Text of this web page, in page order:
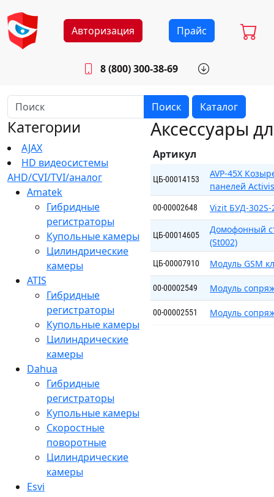
Авторизация Прайс
8 (800) 300-38-69
Будни: 8.30 - 17.00
Поиск Каталог
Категории
AJAX
HD видеосистемы
AHD/CVI/TVI/аналог
Amatek
Гибридные
регистраторы
Купольные камеры
Цилиндрические
камеры
ATIS
Гибридные
регистраторы
Купольные камеры
Цилиндрические
камеры
Dahua
Гибридные
регистраторы
Купольные камеры
Скоростные
поворотные
Цилиндрические
камеры
Esvi
Аксессуары
Артикул
ЦБ-00014153
AVP-45X
панелей
00-00002648 Vizit БУД-
ЦБ-00014605
Домофонный
(St002)
ЦБ-00007910 Модуль GSM
00-00002549 Модуль
00-00002551 Модуль